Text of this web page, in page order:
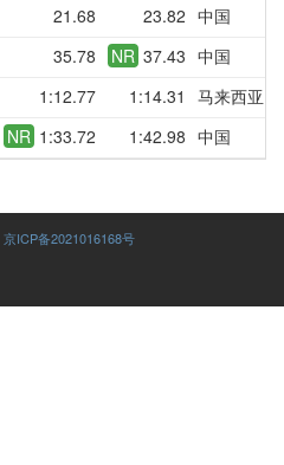
21.68 23.82 中国
35.78 NR 37.43 中国
1:12.77 1:14.31 马来西亚
NR 1:33.72 1:42.98 中国
京ICP备2021016168号